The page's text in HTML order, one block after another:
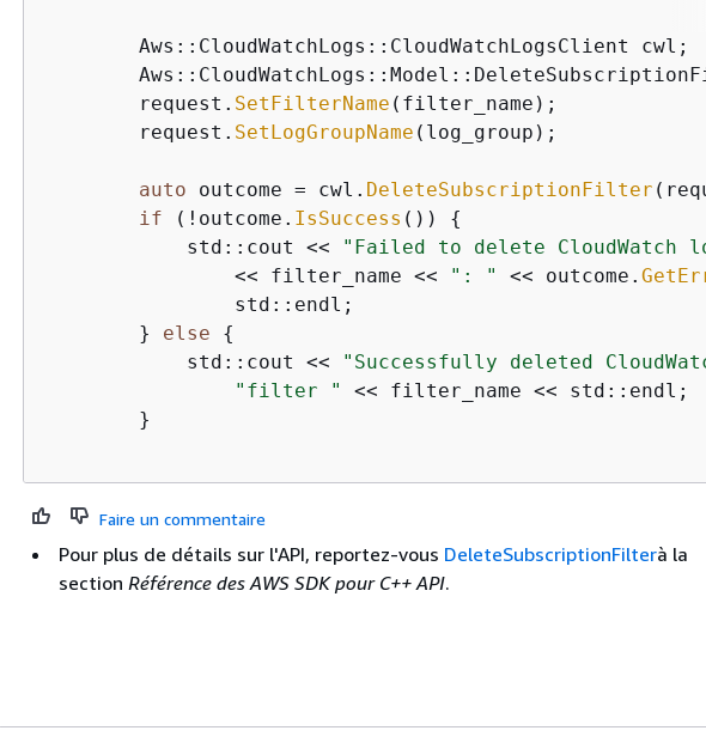
        Aws::CloudWatchLogs::CloudWatchLogsClient cwl;
        request.
SetFilterName (filter_name);
        request.
SetLogGroupName (log_group);
auto outcome = cwl. DeleteSubscriptionFilter
if (!outcome. IsSuccess ()) {
            std::cout <<
"Failed to delete
                << filter_name <<
": " << outcome.
                std::endl;
        }
else
{
            std::cout <<
"Successfully deleted
"filter "
<< filter_name << std::endl;
        }
Faire un commentaire
Pour plus de détails sur l'API, reportez-vous DeleteSubscriptionFilterà la
section Référence des AWS SDK pour C++ API.